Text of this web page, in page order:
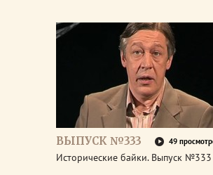
ВЫПУСК №333 49
Исторические байки. Выпуск №333